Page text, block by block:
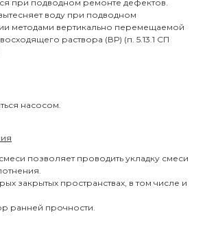
при подводном ремонте дефектов.
воду при подводном
методами вертикально перемещаемой
раствора (ВР) (п. 5.13.1 СП
насосом.
позволяет проводить укладку смеси
закрытых пространствах, в том числе и
ранней прочности.